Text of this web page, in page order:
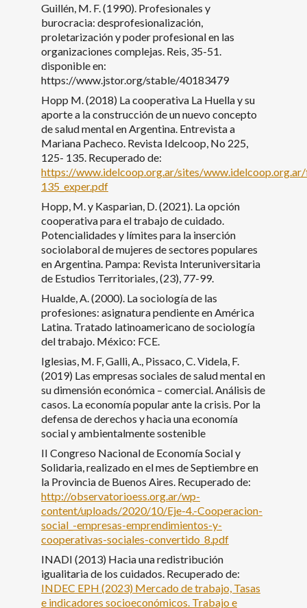
Guillén, M. F. (1990). Profesionales y
burocracia: desprofesionalización,
proletarización y poder profesional en las
organizaciones complejas. Reis, 35-51.
disponible en:
https://www.jstor.org/stable/40183479
Hopp M. (2018) La cooperativa La Huella y su
aporte a la construcción de un nuevo concepto
de salud mental en Argentina. Entrevista a
Mariana Pacheco. Revista Idelcoop, No 225,
125- 135. Recuperado de:
https://www.idelcoop.org.ar/sites/
135_exper.pdf
Hopp, M. y Kasparian, D. (2021). La opción
cooperativa para el trabajo de cuidado.
Potencialidades y límites para la inserción
sociolaboral de mujeres de sectores populares
en Argentina. Pampa: Revista Interuniversitaria
de Estudios Territoriales, (23), 77-99.
Hualde, A. (2000). La sociología de las
profesiones: asignatura pendiente en América
Latina. Tratado latinoamericano de sociología
del trabajo. México: FCE.
Iglesias, M. F, Galli, A., Pissaco, C. Videla, F.
(2019) Las empresas sociales de salud mental en
su dimensión económica – comercial. Análisis de
casos. La economía popular ante la crisis. Por la
defensa de derechos y hacia una economía
social y ambientalmente sostenible
II Congreso Nacional de Economía Social y
Solidaria, realizado en el mes de Septiembre en
la Provincia de Buenos Aires. Recuperado de:
http://observatorioess.org.ar/wp-
content/uploads/2020/10/Eje-4.-Cooperacion-
social_-empresas-emprendimientos-y-
cooperativas-sociales-convertido_8.pdf
INADI (2013) Hacia una redistribución
igualitaria de los cuidados. Recuperado de:
INDEC EPH (2023) Mercado de trabajo, Tasas
e indicadores socioeconómicos. Trabajo e